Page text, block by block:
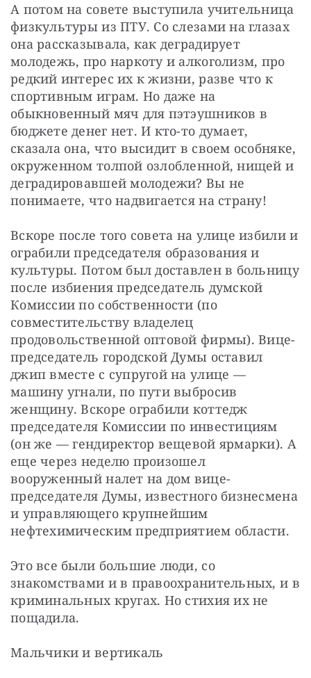
А потом на совете выступила учительница
физкультуры из ПТУ. Со слезами на глазах
она рассказывала, как деградирует
молодежь, про наркоту и алкоголизм, про
редкий интерес их к жизни, разве что к
спортивным играм. Но даже на
обыкновенный мяч для пэтэушников в
бюджете денег нет. И кто-то думает,
сказала она, что высидит в своем особняке,
окруженном толпой озлобленной, нищей и
деградировавшей молодежи? Вы не
понимаете, что надвигается на страну!
Вскоре после того совета на улице избили и
ограбили председателя образования и
культуры. Потом был доставлен в больницу
после избиения председатель думской
Комиссии по собственности (по
совместительству владелец
продовольственной оптовой фирмы). Вице-
председатель городской Думы оставил
джип вместе с супругой на улице —
машину угнали, по пути выбросив
женщину. Вскоре ограбили коттедж
председателя Комиссии по инвестициям
(он же — гендиректор вещевой ярмарки). А
еще через неделю произошел
вооруженный налет на дом вице-
председателя Думы, известного бизнесмена
и управляющего крупнейшим
нефтехимическим предприятием области.
Это все были большие люди, со
знакомствами и в правоохранительных, и в
криминальных кругах. Но стихия их не
пощадила.
Мальчики и вертикаль